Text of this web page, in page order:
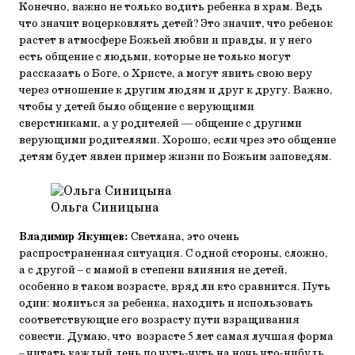
Конечно, важно не только водить ребенка в храм. Ведь
что значит воцерковлять детей? Это значит, что ребенок
растет в атмосфере Божьей любви и правды, и у него
есть общение с людьми, которые не только могут
рассказать о Боге, о Христе, а могут явить свою веру
через отношение к другим людям и друг к другу. Важно,
чтобы у детей было общение с верующими
сверстниками, а у родителей — общение с другими
верующими родителями. Хорошо, если чрез это общение
детям будет явлен пример жизни по Божьим заповедям.
Ольга Синицына
Владимир Якунцев: Светлана, это очень
распространенная ситуация. С одной стороны, сложно,
а с другой – с мамой в степени влияния не детей,
особенно в таком возрасте, вряд ли кто сравнится. Путь
один: молиться за ребенка, находить и использовать
соответствующие его возрасту пути взращивания
совести. Думаю, что возрасте 5 лет самая лучшая форма